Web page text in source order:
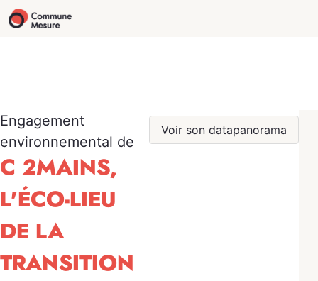
Engagement
environnemental de
C 2MAINS,
L'ÉCO-LIEU
DE LA
TRANSITION
Voir son datapanorama